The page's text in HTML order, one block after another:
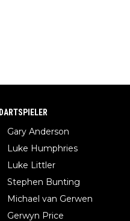
DARTSPIELER
Gary Anderson
Luke Humphries
Luke Littler
Stephen Bunting
Michael van Gerwen
Gerwyn Price